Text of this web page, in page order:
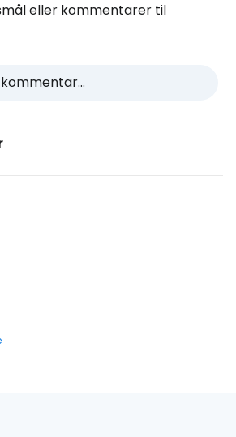
eller kommentarer til